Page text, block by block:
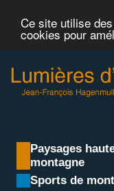
Ce site utilise
cookies pour
Paysages
montagne
Sports de